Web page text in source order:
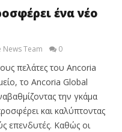
ένα νέο
News Team 0
πελάτες του Ancoria
το Ancoria Global
την γκάμα
και καλύπτοντας
επενδυτές. Καθώς οι